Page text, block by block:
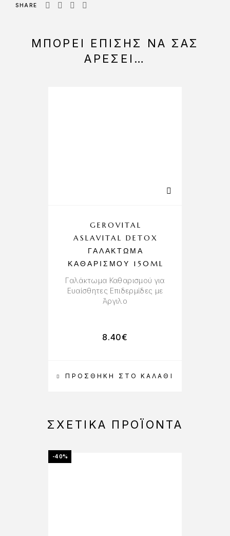
SHARE
ΜΠΟΡΕΊ ΕΠΊΣΗΣ ΝΑ ΣΑΣ
ΑΡΈΣΕΙ…
ΠΡΟΣΘΉΚΗ ΣΤΟ ΚΑΛΆΘΙ
GEROVITAL
ASLAVITAL DETOX
ΓΑΛΆΚΤΩΜΑ
ΚΑΘΑΡΙΣΜΟΎ 150ML
Γαλάκτωμα Καθαρισμού για
Ευαίσθητες Επιδερμίδες με
Άργιλο
8.40€
ΣΧΕΤΙΚΆ ΠΡΟΪΌΝΤΑ
-40%